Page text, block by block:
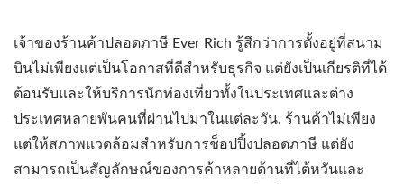
เจ้าของร้านค้าปลอดภาษี Ever Rich รู้สึกว่าการตั้งอยู่ที่สนาม
บินไม่เพียงแต่เป็นโอกาสที่ดีสำหรับธุรกิจ แต่ยังเป็นเกียรติที่ได้
ต้อนรับและให้บริการนักท่องเที่ยวทั้งในประเทศและต่าง
ประเทศหลายพันคนที่ผ่านไปมาในแต่ละวัน. ร้านค้าไม่เพียง
แต่ให้สภาพแวดล้อมสำหรับการช็อปปิ้งปลอดภาษี แต่ยัง
สามารถเป็นสัญลักษณ์ของการค้าหลายด้านที่ไต้หวันและ